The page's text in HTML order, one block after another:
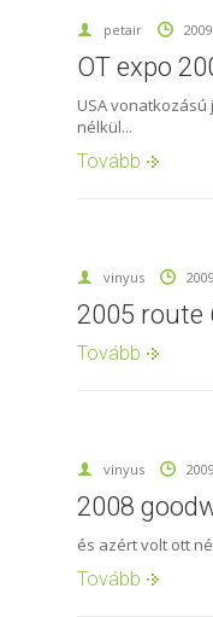
petair
OT expo
USA
nélkül...
Tovább
vinyus
2005 route
Tovább
vinyus
2008
és azért volt ott
Tovább